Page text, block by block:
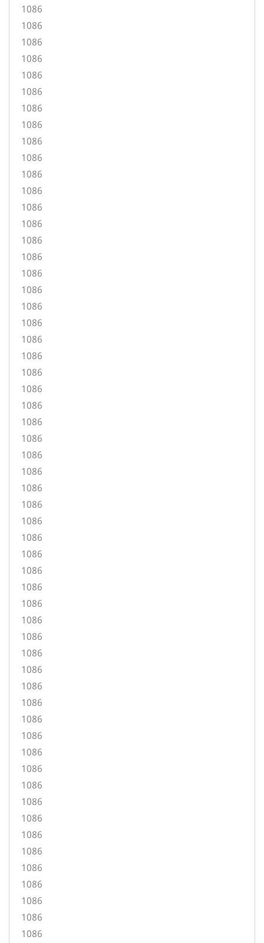
1086
1086
1086
1086
1086
1086
1086
1086
1086
1086
1086
1086
1086
1086
1086
1086
1086
1086
1086
1086
1086
1086
1086
1086
1086
1086
1086
1086
1086
1086
1086
1086
1086
1086
1086
1086
1086
1086
1086
1086
1086
1086
1086
1086
1086
1086
1086
1086
1086
1086
1086
1086
1086
1086
1086
1086
1086